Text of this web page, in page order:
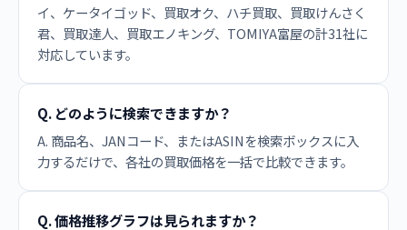
イ、ケータイゴッド、買取オク、ハチ買取、買取けんさく
君、買取達人、買取エノキング、TOMIYA富屋の計31社に
対応しています。
Q. どのように検索できますか？
A. 商品名、JANコード、またはASINを検索ボックスに入
力するだけで、各社の買取価格を一括で比較できます。
Q. 価格推移グラフは見られますか？